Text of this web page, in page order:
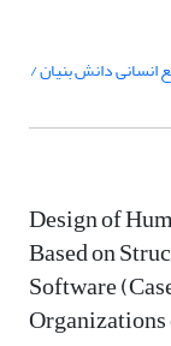
انسانی دانش بنیان /
Design of
Based on
Software